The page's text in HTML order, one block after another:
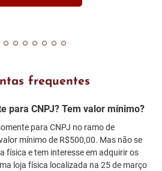
frequentes
para CNPJ? Tem valor mínimo?
para CNPJ no ramo de
mínimo de R$500,00. Mas não se
física e tem interesse em adquirir os
loja física localizada na 25 de março